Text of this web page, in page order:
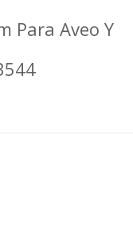
Para Aveo Y